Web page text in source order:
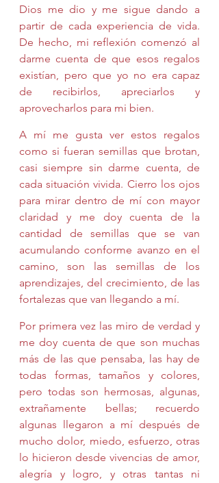
Dios me dio y me sigue dando a
partir de cada experiencia de vida.
De hecho, mi reflexión comenzó al
darme cuenta de que esos regalos
existían, pero que yo no era capaz
de recibirlos, apreciarlos y
aprovecharlos para mi bien.
A mí me gusta ver estos regalos
como si fueran semillas que brotan,
casi siempre sin darme cuenta, de
cada situación vivida. Cierro los ojos
para mirar dentro de mí con mayor
claridad y me doy cuenta de la
cantidad de semillas que se van
acumulando conforme avanzo en el
camino, son las semillas de los
aprendizajes, del crecimiento, de las
fortalezas que van llegando a mí.
Por primera vez las miro de verdad y
me doy cuenta de que son muchas
más de las que pensaba, las hay de
todas formas, tamaños y colores,
pero todas son hermosas, algunas,
extrañamente bellas; recuerdo
algunas llegaron a mí después de
mucho dolor, miedo, esfuerzo, otras
lo hicieron desde vivencias de amor,
alegría y logro, y otras tantas ni